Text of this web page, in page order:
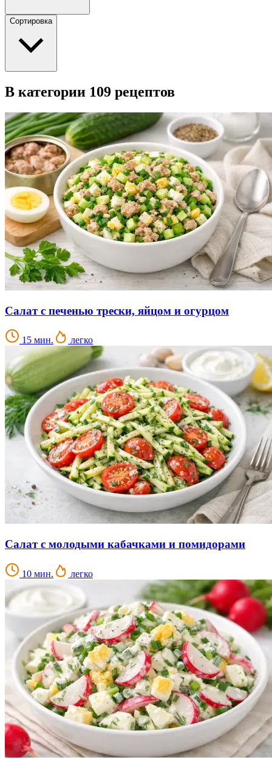
Сортировка
В категории 109 рецептов
Салат с печенью трески, яйцом и огурцом
15 мин. легко
Салат с молодыми кабачками и помидорами
10 мин. легко